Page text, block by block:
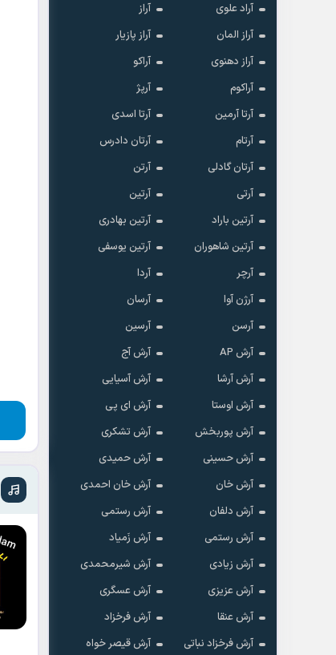
آراد علوی
آراز
آراز المان
آراز پازیار
آراز دهنوی
آراکو
آراکوم
آرپژ
آرتا آرمین
آرتا اسدی
آرتام
آرتان دادرس
آرتان گادلی
آرتن
آرتی
آرتین
آرتین باراد
آرتین بهادری
آرتین شاهوران
آرتین یوسفی
آرچر
آردا
آرژن آوا
آرسان
آرسن
آرسین
آرش AP
آرش آج
آرش آرشا
آرش آسیایی
آرش اوستا
آرش ای پی
آرش پوربخش
آرش تشکری
آرش حسینی
آرش حمیدی
آرش خان
آرش خان احمدی
آرش دلفان
آرش رستمى
آرش رستمی
آرش زَمیاد
آرش زیادی
آرش شیرمحمدی
آرش عزیزی
آرش عسگری
آرش عنقا
آرش فرخزاد
آرش فرخزاد نباتی
آرش قیصر خواه